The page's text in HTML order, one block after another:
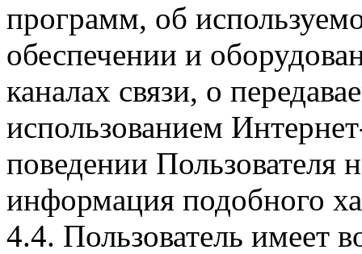
программ, об
обеспечении и
каналах связи, о
использованием
поведении Пользователя
информация подобного
4.4. Пользователь имеет